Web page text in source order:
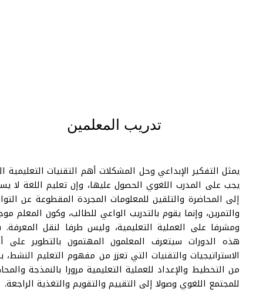
تدريب المعلمين
يمثل التفكير الإبداعي وحل المشكلات أهم التقنيات التعليمية التي
يجب على المدرب اللغوي الحصول عليها، وإن تعليم اللغة لا يستند
إلى المحاضرة والتلقين للمعلومات المجردة المقطوعة عن التواصل
والتمرين، وإنما يقوم بالتدريب الواعي للطالب، وكون المعلم موجها
ومشرفا على العملية التعليمية، وليس طرفا لنقل المعرفة. في
هذه الدورات سيتعرف المعلمون المهتمون بالتطوير على أهم
الاستراتيجيات والتقنيات التي تعزز من مفهوم التعليم النشط، بدءا
من التخطيط والإعداد للعملية التعليمية مرورا بالنمذجة والمحاكاة
للمجتمع اللغوي وصولا إلى التقييم والتقويم والتغذية الراجعة.